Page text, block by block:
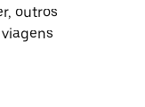
outros